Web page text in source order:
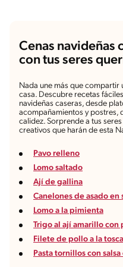
Cenas navideñas
con tus seres
Nada une más que compartir
casa. Descubre recetas
navideñas caseras, desde
acompañamientos y postres,
calidez. Sorprende a tus
creativos que harán de esta
Pavo relleno
Lomo saltado
Ají de gallina
Canelones de asado en
Lomo a la pimienta
Trigo al ají amarillo con
Filete de pollo a la
Pasta tornillos con